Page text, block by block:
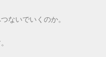
ないでいくのか。